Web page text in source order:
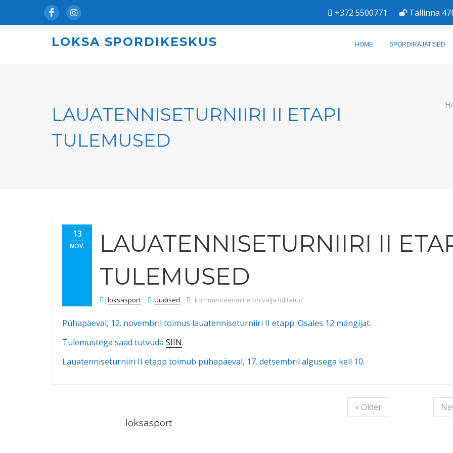
FacebookInstagram +372 5500771 Tallinna
LOKSA SPORDIKESKUS HOME SPORDIRAJATISED
LAUATENNISETURNIIRI II ETAPI
TULEMUSED
13
NOV.
LAUATENNISETURNIIRI II
TULEMUSED
loksasport Uudised Lauatenniseturniiri II etapi tulemused
kommenteerimine on välja lülitatud
Pühapäeval, 12. novembril toimus lauatenniseturniiri II etapp. Osales 12 mängijat.
Tulemustega saad tutvuda SIIN.
Lauatenniseturniiri II etapp toimub pühapäeval, 17. detsembril algusega kell 10.
« Older
loksasport